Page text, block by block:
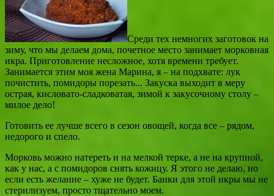
Среди тех немногих заготовок на
зиму, что мы делаем дома, почетное место занимает морковная
икра. Приготовление несложное, хотя времени требует.
Занимается этим моя жена Марина, я – на подхвате: лук
почистить, помидоры порезать... Закуска выходит в меру
острая, кисловато-сладковатая, зимой к закусочному столу –
милое дело!
Готовить ее лучше всего в сезон овощей, когда все – рядом,
недорого и спело.
Морковь можно натереть и на мелкой терке, а не на крупной,
как у нас, а с помидоров снять кожицу. Я этого не делаю, но
если есть желание – хуже не будет. Банки для этой икры мы не
стерилизуем, просто тщательно моем.